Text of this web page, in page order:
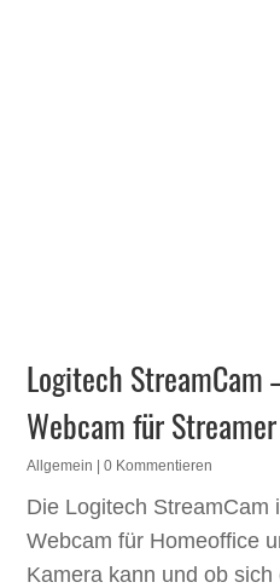
Logitech StreamCam
Webcam für Streamer
Allgemein | 0 Kommentieren
Die Logitech StreamCam
Webcam für Homeoffice
Kamera kann und ob